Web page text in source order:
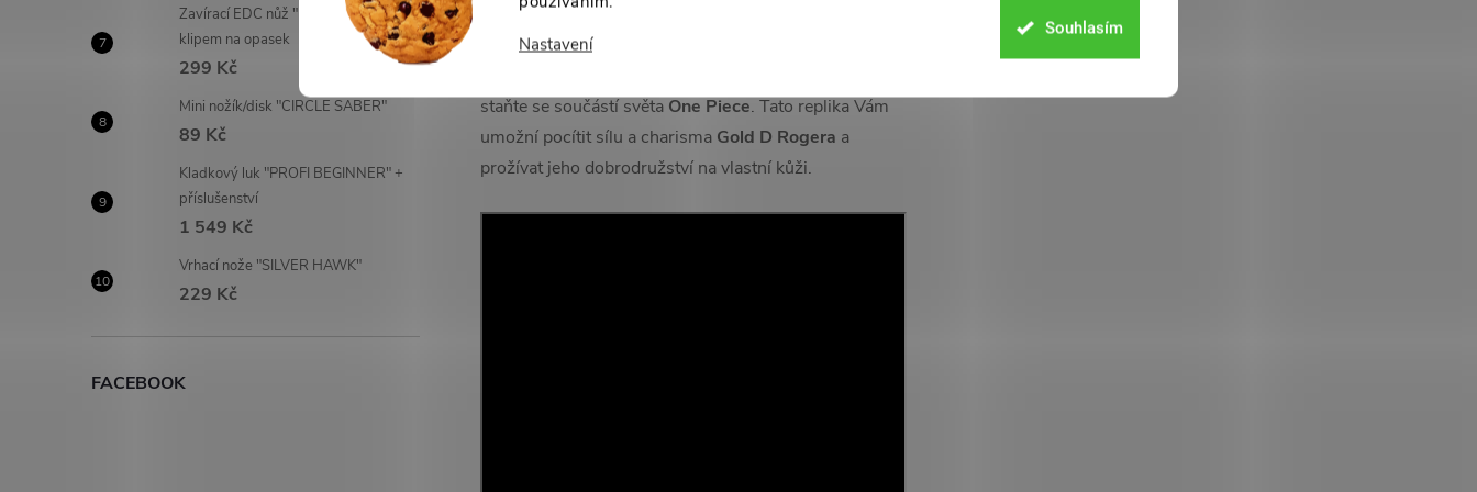
Nastavení
Souhlasím
Zavírací EDC nůž "FOXTROT" s
klipem na opasek
299 Kč
Mini nožík/disk "CIRCLE SABER"
89 Kč
Kladkový luk "PROFI BEGINNER" +
příslušenství
1 549 Kč
Vrhací nože "SILVER HAWK"
229 Kč
FACEBOOK
a autenticitu k vašemu
staňte se součástí světa One Piece. Tato replika Vám
umožní pocítit sílu a charisma Gold D Rogera a
prožívat jeho dobrodružství na vlastní kůži.